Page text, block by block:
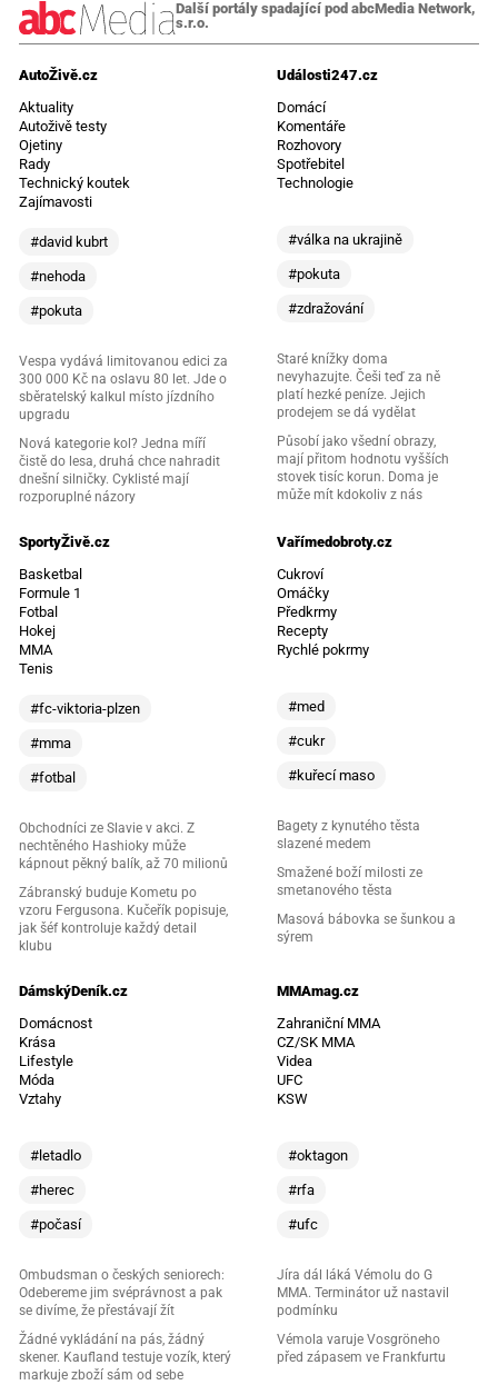
Další portály spadající pod abcMedia Network,
s.r.o.
AutoŽivě.cz
Aktuality
Autoživě testy
Ojetiny
Rady
Technický koutek
Zajímavosti
#david kubrt
#nehoda
#pokuta
Vespa vydává limitovanou edici za
300 000 Kč na oslavu 80 let. Jde o
sběratelský kalkul místo jízdního
upgradu
Nová kategorie kol? Jedna míří
čistě do lesa, druhá chce nahradit
dnešní silničky. Cyklisté mají
rozporuplné názory
Události247.cz
Domácí
Komentáře
Rozhovory
Spotřebitel
Technologie
#válka na ukrajině
#pokuta
#zdražování
Staré knížky doma
nevyhazujte. Češi teď za ně
platí hezké peníze. Jejich
prodejem se dá vydělat
Působí jako všední obrazy,
mají přitom hodnotu vyšších
stovek tisíc korun. Doma je
může mít kdokoliv z nás
SportyŽivě.cz
Basketbal
Formule 1
Fotbal
Hokej
MMA
Tenis
#fc-viktoria-plzen
#mma
#fotbal
Obchodníci ze Slavie v akci. Z
nechtěného Hashioky může
kápnout pěkný balík, až 70 milionů
Zábranský buduje Kometu po
vzoru Fergusona. Kučeřík popisuje,
jak šéf kontroluje každý detail
klubu
Vařímedobroty.cz
Cukroví
Omáčky
Předkrmy
Recepty
Rychlé pokrmy
#med
#cukr
#kuřecí maso
Bagety z kynutého těsta
slazené medem
Smažené boží milosti ze
smetanového těsta
Masová bábovka se šunkou a
sýrem
DámskýDeník.cz
Domácnost
Krása
Lifestyle
Móda
Vztahy
#letadlo
#herec
#počasí
Ombudsman o českých seniorech:
Odebereme jim svéprávnost a pak
se divíme, že přestávají žít
Žádné vykládání na pás, žádný
skener. Kaufland testuje vozík, který
markuje zboží sám od sebe
MMAmag.cz
Zahraniční MMA
CZ/SK MMA
Videa
UFC
KSW
#oktagon
#rfa
#ufc
Jíra dál láká Vémolu do G
MMA. Terminátor už nastavil
podmínku
Vémola varuje Vosgröneho
před zápasem ve Frankfurtu